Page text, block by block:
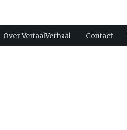
Over VertaalVerhaal Contact